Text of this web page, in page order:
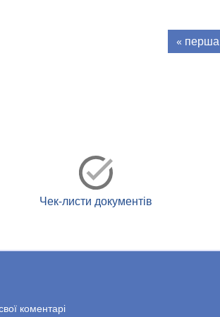
Сторінки« перша
Чек-листи документів
коментарі